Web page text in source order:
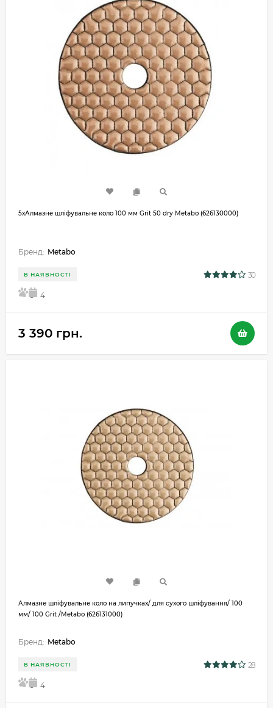
5хАлмазне шліфувальне коло 100 мм Grit 50 dry Metabo (626130000)
Бренд: Metabo
В НАЯВНОСТІ 30
5 4
3 390 грн.
Алмазне шліфувальне коло на липучках/ для сухого шліфування/ 100
мм/ 100 Grit /Metabo (626131000)
Бренд: Metabo
В НАЯВНОСТІ 28
5 4